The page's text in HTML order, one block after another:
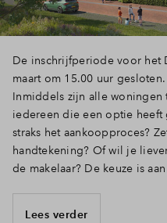
De inschrijfperiode voor het
maart om 15.00 uur
Inmiddels zijn alle woningen
iedereen die een optie
straks het aankoopproces?
handtekening? Of wil je
de makelaar? De keuze is
Lees verder